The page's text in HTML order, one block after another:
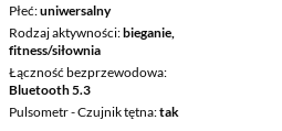
Płeć uniwersalny
Rodzaj aktywności bieganie,
fitness/siłownia
Łączność bezprzewodowa
Bluetooth 5.3
Pulsometr - Czujnik tętna tak